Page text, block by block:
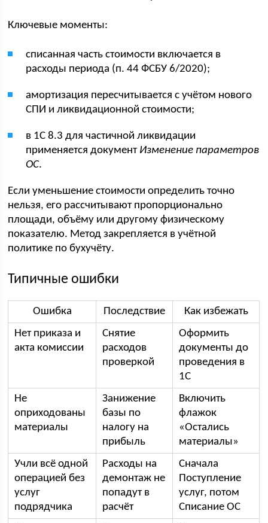
Ключевые моменты:
списанная часть стоимости включается в
расходы периода (п. 44 ФСБУ 6/2020);
амортизация пересчитывается с учётом нового
СПИ и ликвидационной стоимости;
в 1С 8.3 для частичной ликвидации
применяется документ Изменение параметров
ОС.
Если уменьшение стоимости определить точно
нельзя, его рассчитывают пропорционально
площади, объёму или другому физическому
показателю. Метод закрепляется в учётной
политике по бухучёту.
Типичные ошибки
Ошибка Последствие
Как избежать
Нет приказа и
акта комиссии
Снятие
расходов
проверкой
Оформить
документы до
проведения в
1С
Не
оприходованы
материалы
Занижение
базы по
налогу на
прибыль
Включить
флажок
«Остались
материалы»
Учли всё одной
операцией без
услуг
подрядчика
Расходы на
демонтаж не
попадут в
расчёт
Сначала
Поступление
услуг, потом
Списание ОС